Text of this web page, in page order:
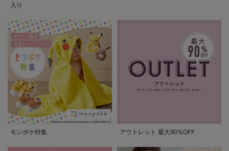
入り
モンポケ特集 アウトレット 最大90%OFF